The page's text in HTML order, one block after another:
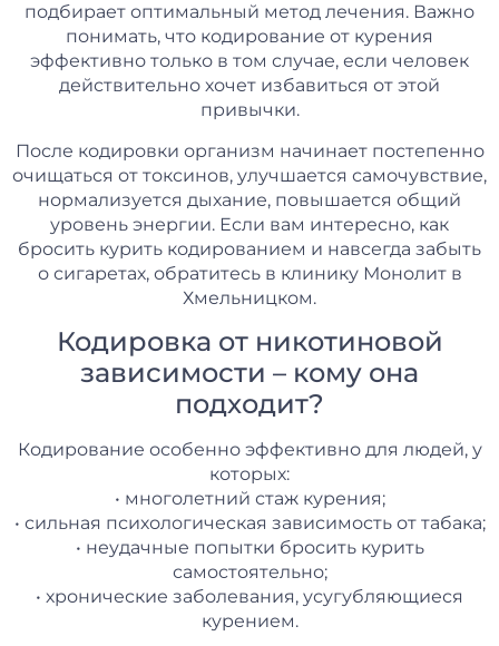
подбирает оптимальный метод лечения. Важно
понимать, что кодирование от курения
эффективно только в том случае, если человек
действительно хочет избавиться от этой
привычки.
После кодировки организм начинает постепенно
очищаться от токсинов, улучшается самочувствие,
нормализуется дыхание, повышается общий
уровень энергии. Если вам интересно, как
бросить курить кодированием и навсегда забыть
о сигаретах, обратитесь в клинику Монолит в
Хмельницком.
Кодировка от никотиновой
зависимости – кому она
подходит?
Кодирование особенно эффективно для людей, у
которых:
• многолетний стаж курения;
• сильная психологическая зависимость от табака;
• неудачные попытки бросить курить
самостоятельно;
• хронические заболевания, усугубляющиеся
курением.